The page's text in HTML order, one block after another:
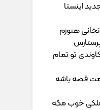
اینستا
هنوزم
تو تمام
قصه باشه
خوب مگه